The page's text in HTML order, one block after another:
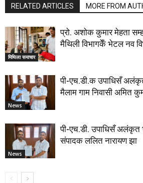
RELATED ARTICLES MORE FROM
मिथिला समाचार
प्रो. अशोक कुमार मेहता
मैथिली विभागकेँ भेटल नव
News
पी-एच.डी.क उपाधिसँ
मैलाम गाम निवासी अमित
News
पी-एच.डी. उपाधिसँ अलंकृत
संपादक ललित नारायण झा